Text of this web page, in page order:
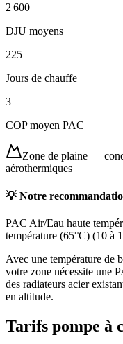
2 600
DJU moyens
225
Jours de chauffe
3
COP moyen PAC
Zone de plaine —
aérothermiques
💡 Notre
PAC Air/Eau haute
température (65°C) (10 à
Avec une température de
votre zone nécessite une
des radiateurs acier
en altitude.
Tarifs pompe à